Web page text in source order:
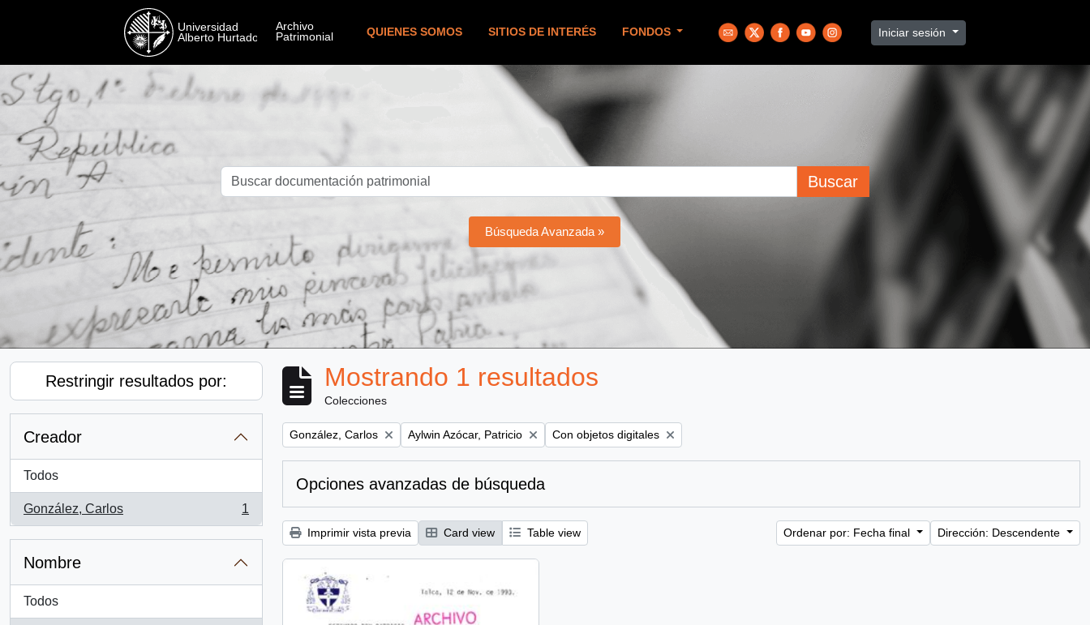
QUIENES SOMOS SITIOS DE INTERÉS FONDOS Iniciar sesión
Buscar
Búsqueda Avanzada »
Restringir resultados por:
Creador
Todos
González, Carlos
, 1 resultados
1
Nombre
Todos
Mostrando 1 resultados
Colecciones
Remove filter:
González, Carlos Remove filter:
Aylwin Azócar, Patricio Remove filter:
Con objetos digitales
Opciones avanzadas de búsqueda
Imprimir vista previa Card view Table view Ordenar por: Fecha final Dirección: Descendente